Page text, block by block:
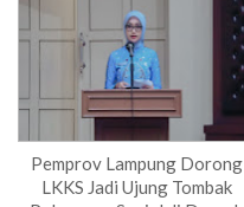
Pemprov Lampung Dorong
LKKS Jadi Ujung Tombak